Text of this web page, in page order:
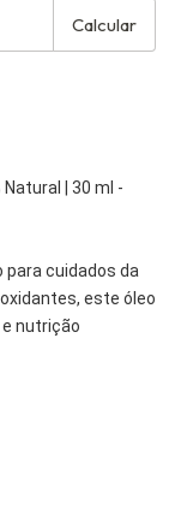
Calcular
| 30 ml -
para cuidados da
este óleo
nutrição